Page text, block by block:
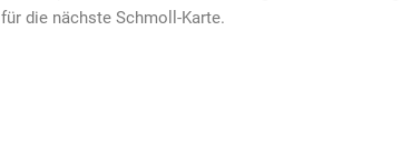
für die nächste Schmoll-Karte.